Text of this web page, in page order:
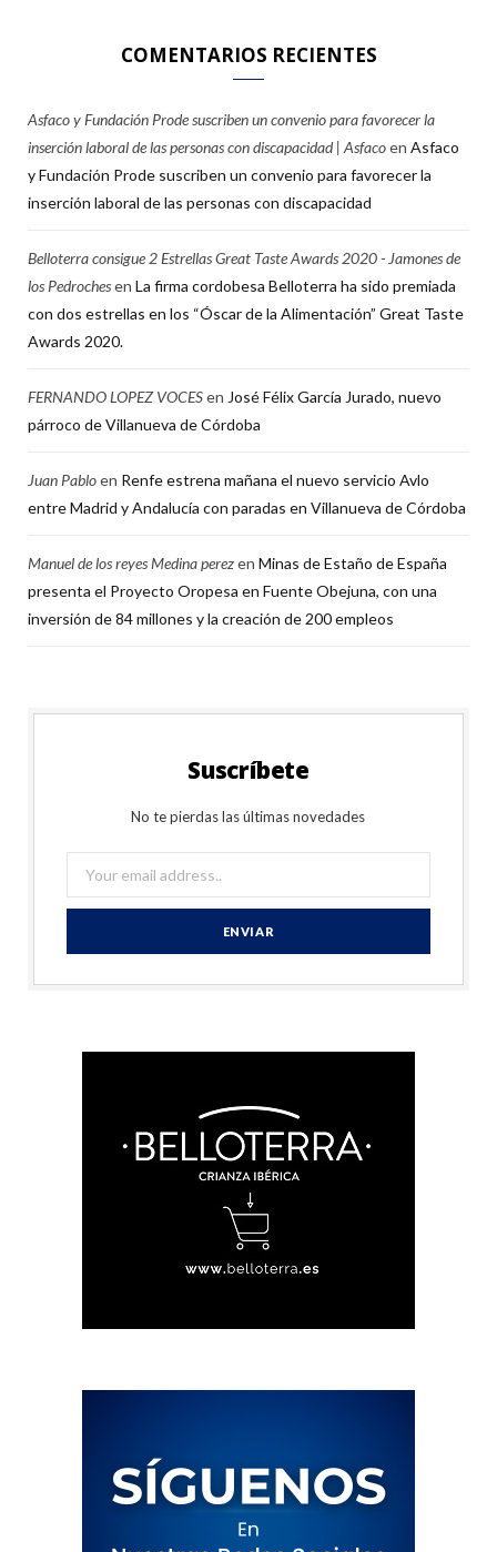
COMENTARIOS RECIENTES
Asfaco y Fundación Prode suscriben un convenio para favorecer la
inserción laboral de las personas con discapacidad | Asfacoen Asfaco
y Fundación Prode suscriben un convenio para favorecer la
inserción laboral de las personas con discapacidad
Belloterra consigue 2 Estrellas Great Taste Awards 2020 - Jamones de
los Pedrochesen La firma cordobesa Belloterra ha sido premiada
con dos estrellas en los “Óscar de la Alimentación” Great Taste
Awards 2020.
FERNANDO LOPEZ VOCESen José Félix García Jurado, nuevo
párroco de Villanueva de Córdoba
Juan Pabloen Renfe estrena mañana el nuevo servicio Avlo
entre Madrid y Andalucía con paradas en Villanueva de Córdoba
Manuel de los reyes Medina perezen Minas de Estaño de España
presenta el Proyecto Oropesa en Fuente Obejuna, con una
inversión de 84 millones y la creación de 200 empleos
Suscríbete
No te pierdas las últimas novedades